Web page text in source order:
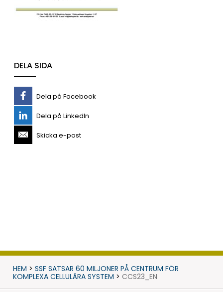
DELA SIDA
Dela på Facebook
Dela på LinkedIn
Skicka e-post
HEM > SSF SATSAR 60 MILJONER PÅ CENTRUM FÖR
KOMPLEXA CELLULÄRA SYSTEM > CCS23_EN